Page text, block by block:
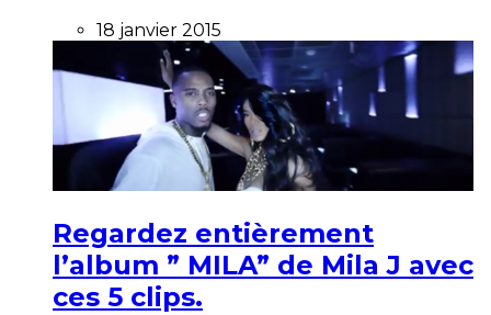
18 janvier 2015
Regardez entièrement
l’album ” MILA” de Mila J avec
ces 5 clips.